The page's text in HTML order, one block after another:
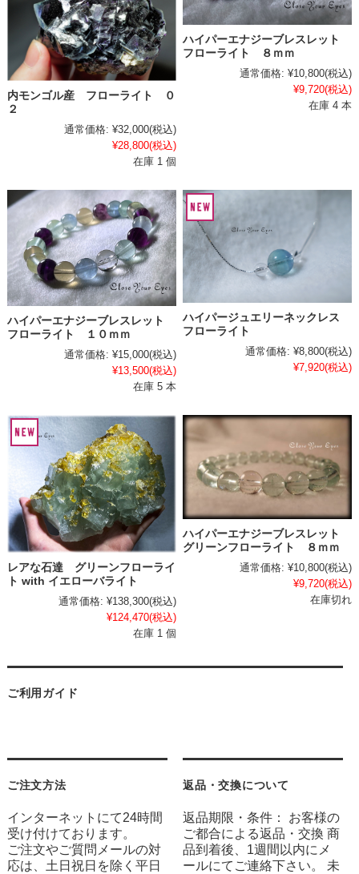
内モンゴル産 フローライト ０
２
通常価格: ¥32,000(税込)
¥28,800(税込)
在庫 1 個
ハイパーエナジーブレスレット
フローライト ８ｍｍ
通常価格: ¥10,800(税込)
¥9,720(税込)
在庫 4 本
ハイパーエナジーブレスレット
フローライト １０ｍｍ
通常価格: ¥15,000(税込)
¥13,500(税込)
在庫 5 本
ハイパージュエリーネックレス
フローライト
通常価格: ¥8,800(税込)
¥7,920(税込)
レアな石達 グリーンフローライ
ト with イエローバライト
通常価格: ¥138,300(税込)
¥124,470(税込)
在庫 1 個
ハイパーエナジーブレスレット
グリーンフローライト ８ｍｍ
通常価格: ¥10,800(税込)
¥9,720(税込)
在庫切れ
ご利用ガイド
ご注文方法
インターネットにて24時間
受け付けております。
ご注文やご質問メールの対
応は、土日祝日を除く平日
返品・交換について
返品期限・条件： お客様の
ご都合による返品・交換 商
品到着後、1週間以内にメ
ールにてご連絡下さい。 未